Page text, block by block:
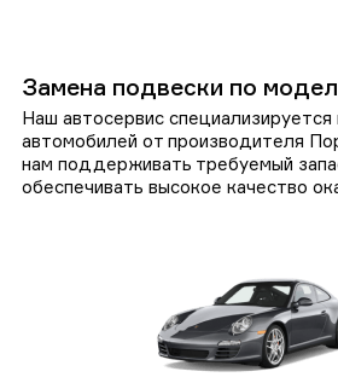
Замена подвески по
Наш автосервис
автомобилей от производителя
нам поддерживать требуемый
обеспечивать высокое качество